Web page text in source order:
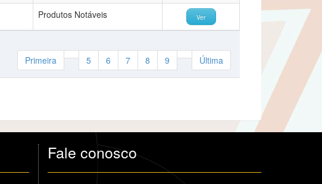
Produtos Notáveis Ver
Primeira 5 6 7 8 9 Última
Fale conosco